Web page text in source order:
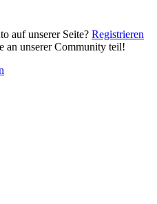
auf unserer Seite? Registrieren
an unserer Community teil!